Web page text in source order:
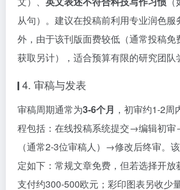
从句）。建议在投稿前利用专业润色服
外，由于该刊版面费较低（通常投稿免
获取另计），适合预算有限的研究团队
4. 审稿与发表
审稿周期通常为3-6个月 ，初审约1-2
程包括：在线投稿系统提交→编辑初
（通常2-3位审稿人）→修改后终审。
定如下：常规文章免费，但若选择开放
支付约300-500欧元；彩印图表另收少